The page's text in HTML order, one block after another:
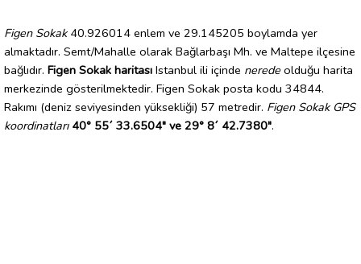
Figen Sokak40.926014 enlem ve 29.145205 boylamda yer
almaktadır. Semt/Mahalle olarak Bağlarbaşı Mh. ve Maltepe ilçesine
bağlıdır. Figen Sokak haritası Istanbul ili içinde nerede olduğu harita
merkezinde gösterilmektedir. Figen Sokak posta kodu 34844.
Rakımı (deniz seviyesinden yüksekliği) 57 metredir. Figen Sokak GPS
koordinatları 40° 55´ 33.6504" ve 29° 8´ 42.7380".